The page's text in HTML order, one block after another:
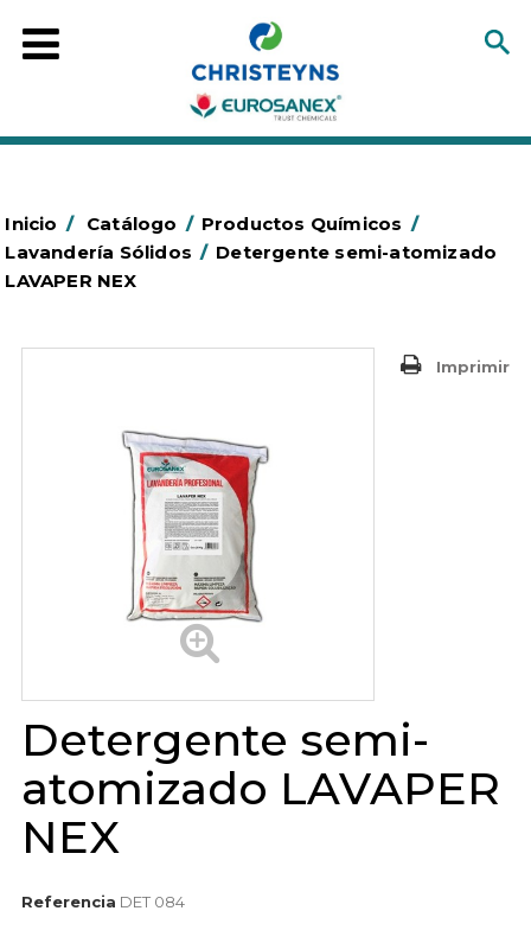
Inicio / Catálogo / Productos Químicos /
Lavandería Sólidos / Detergente semi-atomizado
LAVAPER NEX
Imprimir
Detergente semi-
atomizado LAVAPER
NEX
Referencia DET 084